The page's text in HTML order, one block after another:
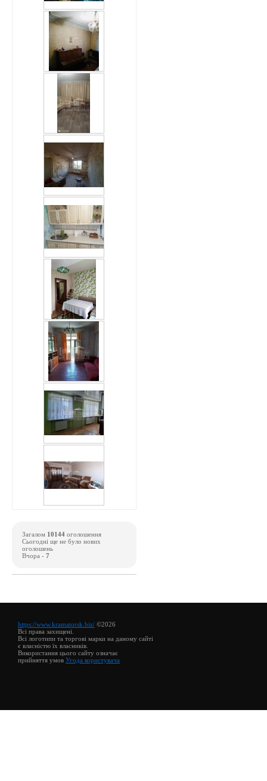
Загалом 10144 оголошення
Сьогодні ще не було нових
оголошень
Вчора - 7
https://www.kramatorsk.biz/ ©2026
Всі права захищені.
Всі логотипи та торгові марки на даному сайті
є власністю їх власників.
Використання цього сайту означає
прийняття умов Угода користувача